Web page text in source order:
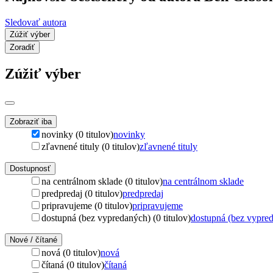
Sledovať autora
Zúžiť výber
Zoradiť
Zúžiť výber
Zobraziť iba
novinky (0 titulov)novinky
zľavnené tituly (0 titulov)zľavnené tituly
Dostupnosť
na centrálnom sklade (0 titulov)na centrálnom sklade
predpredaj (0 titulov)predpredaj
pripravujeme (0 titulov)pripravujeme
dostupná (bez vypredaných) (0 titulov)dostupná (bez
Nové / čítané
nová (0 titulov)nová
čítaná (0 titulov)čítaná